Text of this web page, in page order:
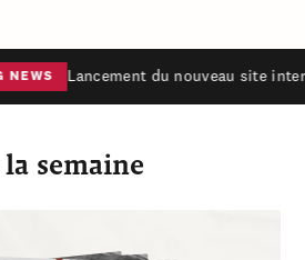
Lancement du nouveau site
semaine